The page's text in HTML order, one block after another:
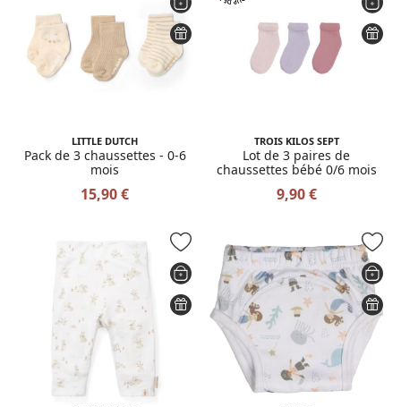
LITTLE DUTCH
Pack de 3 chaussettes - 0-6
mois
15,90 €
TROIS KILOS SEPT
Lot de 3 paires de
chaussettes bébé 0/6 mois
9,90 €